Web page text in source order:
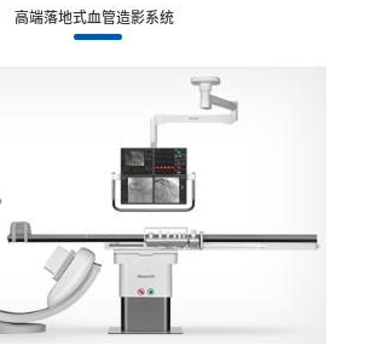
高端落地式血管造影系统